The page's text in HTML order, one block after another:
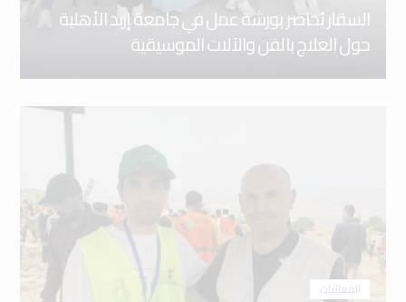
السقار يُحاضر بورشة عمل في جامعة إربد الأهلية
حول العلاج بالفن والآلات الموسيقية
الفعاليات